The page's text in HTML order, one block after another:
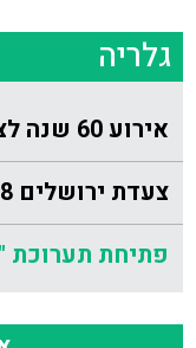
גלריה
אירוע 60 שנה לצוות
צעדת ירושלים 2018
פתיחת תערוכת